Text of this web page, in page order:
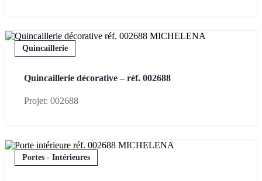
Quincaillerie
Quincaillerie décorative – réf. 002688
Projet: 002688
Portes - Intérieures